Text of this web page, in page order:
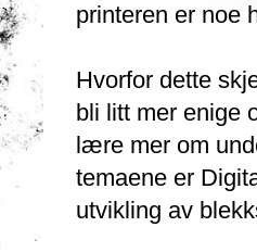
printeren er noe
Hvorfor dette
bli litt mer enige
lære mer om
temaene er
utvikling av